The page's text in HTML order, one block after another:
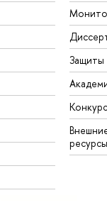
Защиты
ресурсы